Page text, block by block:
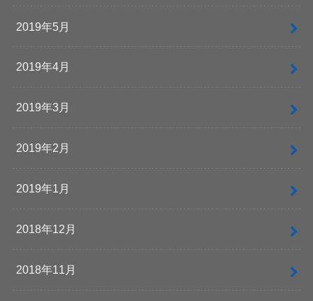
2019年5月
2019年4月
2019年3月
2019年2月
2019年1月
2018年12月
2018年11月